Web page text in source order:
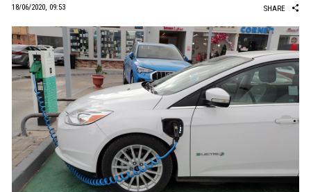
18/06/2020, 09:53
SHARE